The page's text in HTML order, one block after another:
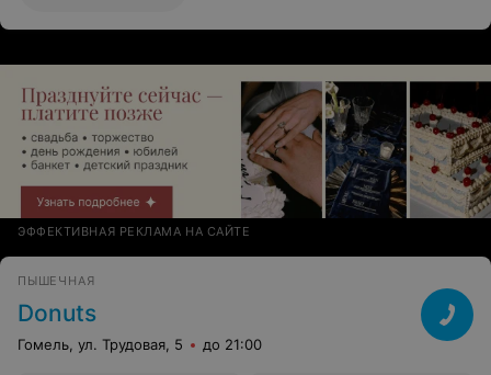
ЭФФЕКТИВНАЯ РЕКЛАМА НА САЙТЕ
ПЫШЕЧНАЯ
Donuts
Гомель, ул. Трудовая, 5 до 21:00